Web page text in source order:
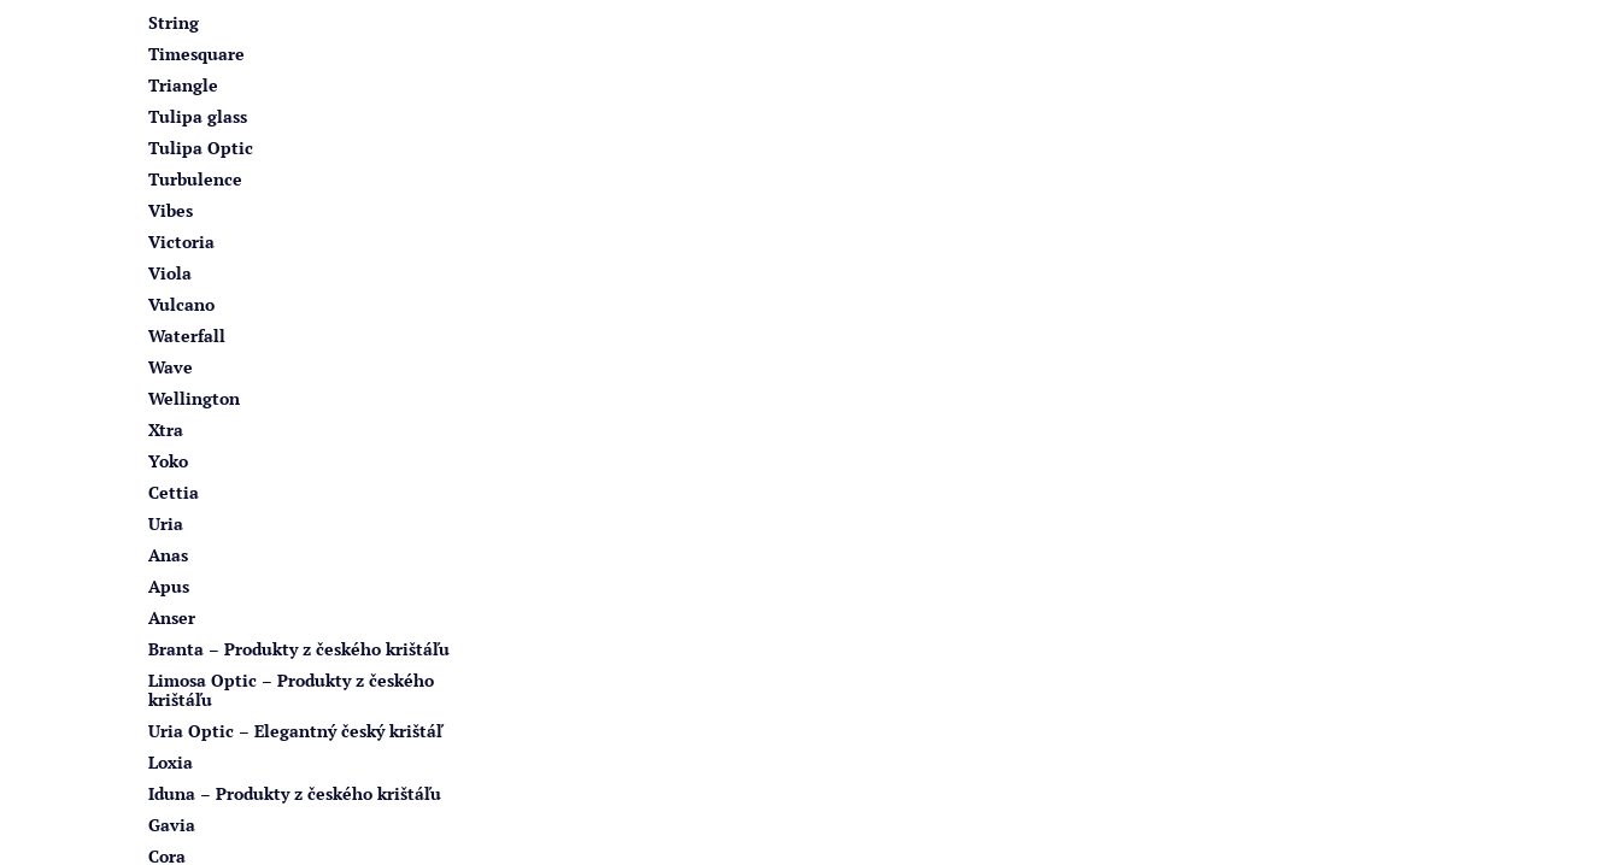
String
Timesquare
Triangle
Tulipa glass
Tulipa Optic
Turbulence
Vibes
Victoria
Viola
Vulcano
Waterfall
Wave
Wellington
Xtra
Yoko
Cettia
Uria
Anas
Apus
Anser
Branta – Produkty z českého krištáľu
Limosa Optic – Produkty z českého
krištáľu
Uria Optic – Elegantný český krištáľ
Loxia
Iduna – Produkty z českého krištáľu
Gavia
Cora